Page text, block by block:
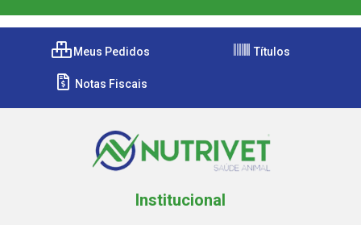
Meus Pedidos Títulos
Notas Fiscais
Institucional